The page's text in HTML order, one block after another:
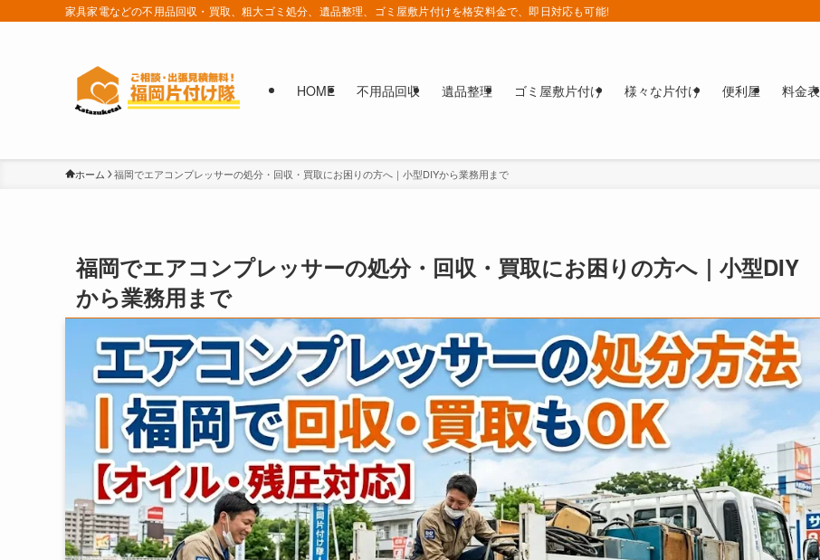
家具家電などの不用品回収・買取、粗大ゴミ処分、遺品整理、ゴミ屋敷片付けを格安料金で、即日対応も可能!!
HOME 不用品回収 遺品整理 ゴミ屋敷片付け 様々な片付け 便利屋 料金表
ホーム 福岡でエアコンプレッサーの処分・回収・買取にお困りの方へ｜小型DIYから業務用まで
福岡でエアコンプレッサーの処分・回収・買取にお困りの方へ｜小型DIY
から業務用まで